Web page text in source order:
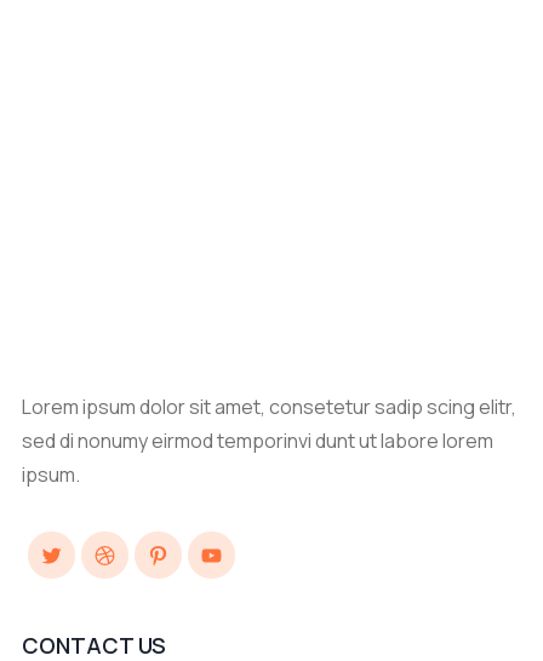
Lorem ipsum dolor sit amet, consetetur sadip scing elitr,
sed di nonumy eirmod temporinvi dunt ut labore lorem
ipsum.
TwitterDribbblePinterestYouTube
CONTACT US